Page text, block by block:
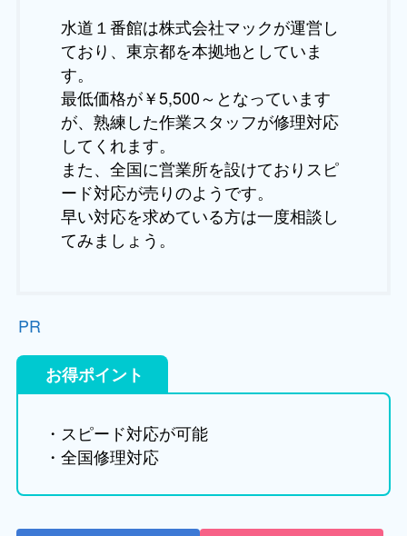
水道１番館は株式会社マックが運営し
ており、東京都を本拠地としていま
す。
最低価格が￥5,500～となっています
が、熟練した作業スタッフが修理対応
してくれます。
また、全国に営業所を設けておりスピ
ード対応が売りのようです。
早い対応を求めている方は一度相談し
てみましょう。
PR
お得ポイント
・スピード対応が可能
・全国修理対応